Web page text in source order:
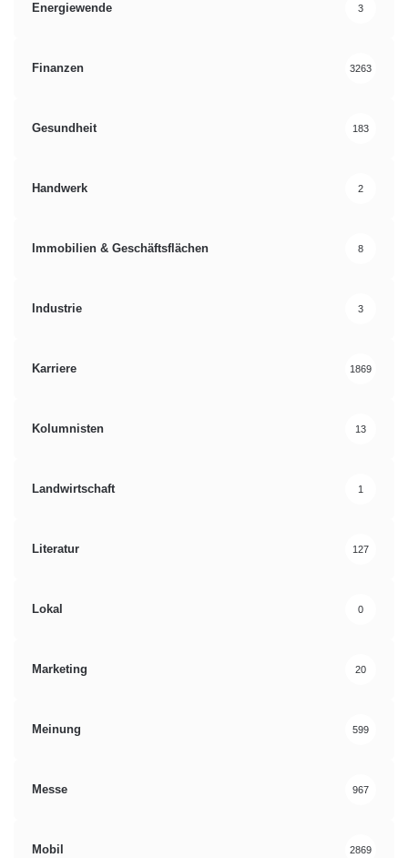
Energiewende 3
Finanzen 3263
Gesundheit 183
Handwerk 2
Immobilien & Geschäftsflächen 8
Industrie 3
Karriere 1869
Kolumnisten 13
Landwirtschaft 1
Literatur 127
Lokal 0
Marketing 20
Meinung 599
Messe 967
Mobil 2869